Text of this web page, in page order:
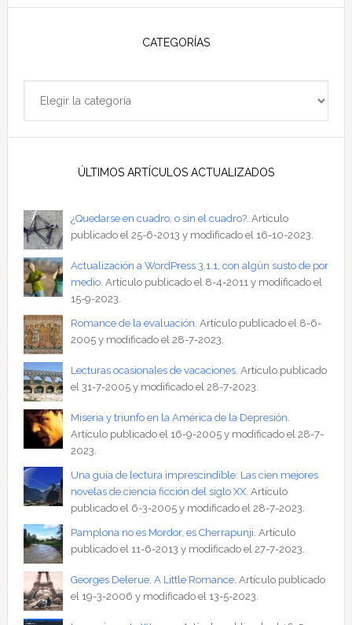
CATEGORÍAS
ÚLTIMOS ARTÍCULOS ACTUALIZADOS
¿Quedarse en cuadro, o sin el cuadro?. Artículo
publicado el 25-6-2013 y modificado el 16-10-2023.
Actualización a WordPress 3.1.1, con algún susto de por
medio. Artículo publicado el 8-4-2011 y modificado el
15-9-2023.
Romance de la evaluación. Artículo publicado el 8-6-
2005 y modificado el 28-7-2023.
Lecturas ocasionales de vacaciones. Artículo publicado
el 31-7-2005 y modificado el 28-7-2023.
Miseria y triunfo en la América de la Depresión.
Artículo publicado el 16-9-2005 y modificado el 28-7-
2023.
Una guía de lectura imprescindible: Las cien mejores
novelas de ciencia ficción del siglo XX. Artículo
publicado el 6-3-2005 y modificado el 28-7-2023.
Pamplona no es Mordor, es Cherrapunji. Artículo
publicado el 11-6-2013 y modificado el 27-7-2023.
Georges Delerue, A Little Romance. Artículo publicado
el 19-3-2006 y modificado el 13-5-2023.